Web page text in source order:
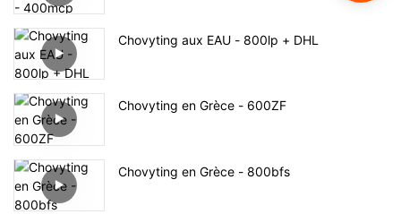
Chovyting aux EAU - 800lp + DHL
Chovyting en Grèce - 600ZF
Chovyting en Grèce - 800bfs